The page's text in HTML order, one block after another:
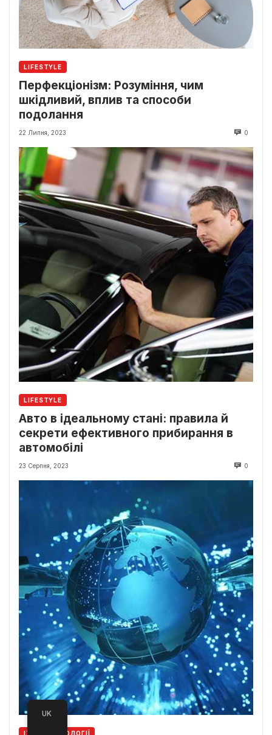
LIFESTYLE
Перфекціонізм: Розуміння, чим
шкідливий, вплив та способи
подолання
22 Липня, 2023 0
LIFESTYLE
Авто в ідеальному стані: правила й
секрети ефективного прибирання в
автомобілі
23 Серпня, 2023 0
ІТ ТА ТЕХНОЛОГІЇ
UK